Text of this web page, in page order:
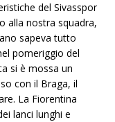
del Sivasspor
alla nostra squadra,
sapeva tutto
pomeriggio del
si è mossa un
con il Braga, il
La Fiorentina
lanci lunghi e